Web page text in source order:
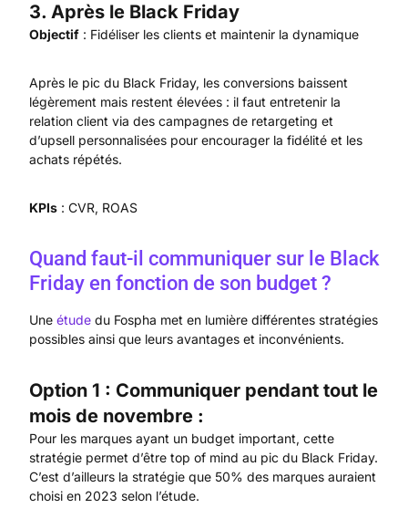
3. Après le Black Friday
Objectif : Fidéliser les clients et maintenir la dynamique
Après le pic du Black Friday, les conversions baissent
légèrement mais restent élevées : il faut entretenir la
relation client via des campagnes de retargeting et
d’upsell personnalisées pour encourager la fidélité et les
achats répétés.
KPIs : CVR, ROAS
Quand faut-il communiquer sur le Black
Friday en fonction de son budget ?
Une étude du Fospha met en lumière différentes stratégies
possibles ainsi que leurs avantages et inconvénients.
Option 1 : Communiquer pendant tout le
mois de novembre :
Pour les marques ayant un budget important, cette
stratégie permet d’être top of mind au pic du Black Friday.
C’est d’ailleurs la stratégie que 50% des marques auraient
choisi en 2023 selon l’étude.